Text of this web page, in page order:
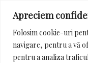
Apreciem
Folosim cookie-uri
navigare, pentru a vă
pentru a analiza
Search